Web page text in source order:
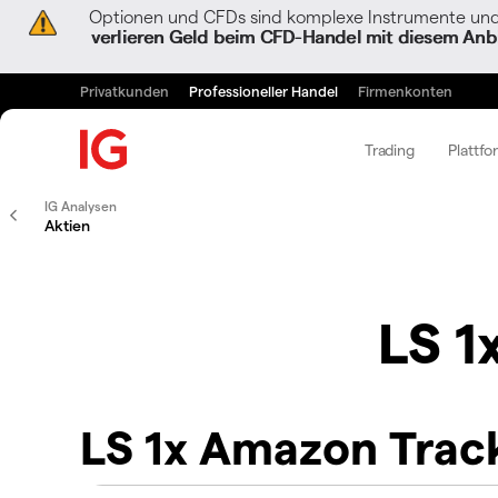
Optionen und CFDs sind komplexe Instrumente
verlieren Geld beim CFD-Handel mit diesem
Privatkunden Professioneller Handel Firmenkonten
Trading
IG Analysen
Aktien
LS
LS 1x Amazon